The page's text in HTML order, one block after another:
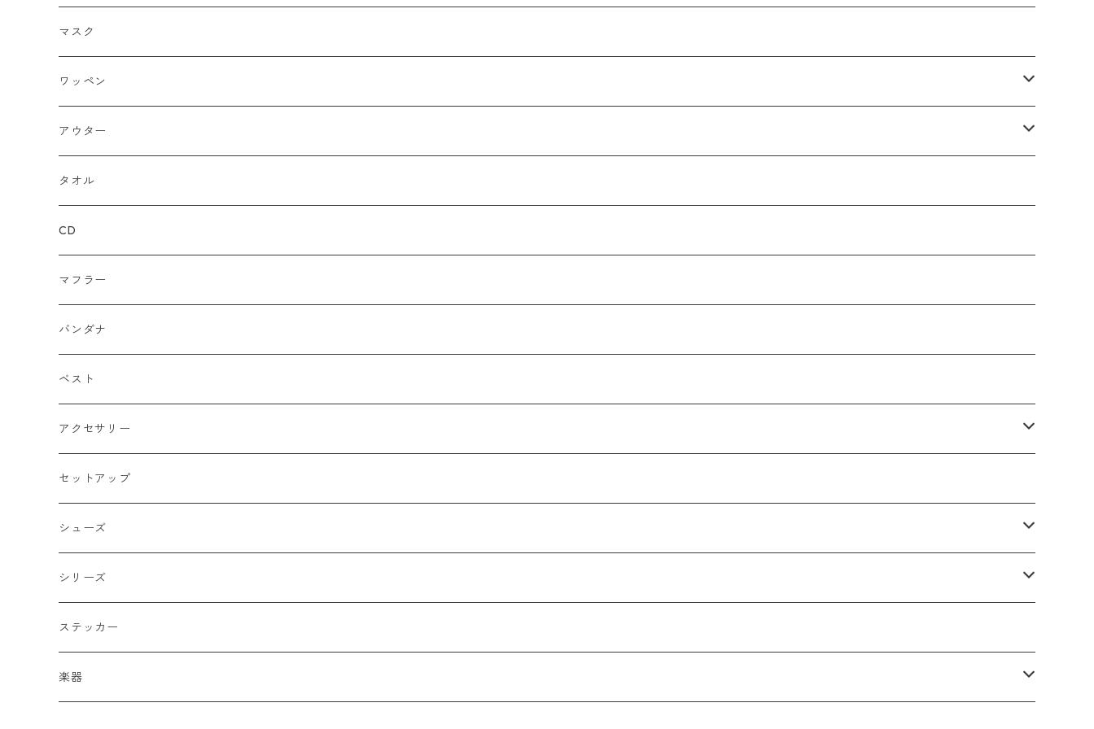
ニットキャップ
ハット
トレーナー
パーカー
ジップアップ
プルオーバー
ロンＴ
総柄
タンクトップ
セーター
ポロシャツ
半袖
長袖
ロング
ストレート
ルーズ
ブラック
ネイビー
グレー
ゴールド（金）
カーキグリーン
カーキーベージュ
ブルー
ワイン
グリーン
ベージュ
チャコール
ホワイト
イエロー
オレンジ
マスク
ワッペン
ロゴ
キャラクター
アシュラ
バッターマン（野球）
家紋
丸型
炎（ファイア）
四角型
ホラー
ペンタグラム
楯型
スポーツ
国旗
十字（クロス）
アウター
ジャケット
タオル
CD
マフラー
バンダナ
ベスト
アクセサリー
ペンダント
ブレスレッド
セットアップ
シューズ
DADA
シリーズ
阿修羅
DEATH ANGEL
ステッカー
楽器